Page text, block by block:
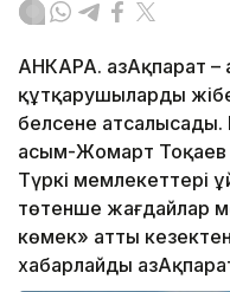
АНКАРА. ҚазАқпарат –
құтқарушыларды
белсене атсалысады.
Қасым-Жомарт Тоқаев
Түркі мемлекеттері
төтенше жағдайлар
көмек» атты
хабарлайды